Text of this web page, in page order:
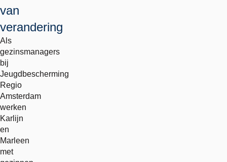
van
verandering
Als
gezinsmanagers
bij
Jeugdbescherming
Regio
Amsterdam
werken
Karlijn
en
Marleen
met